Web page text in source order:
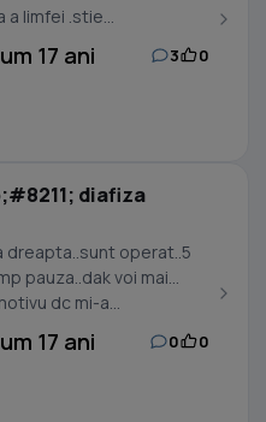
limfei .stie...
17 ani 3 0
diafiza
dreapta..sunt operat..5
pauza..dak voi mai
dc mi-a...
17 ani 0 0